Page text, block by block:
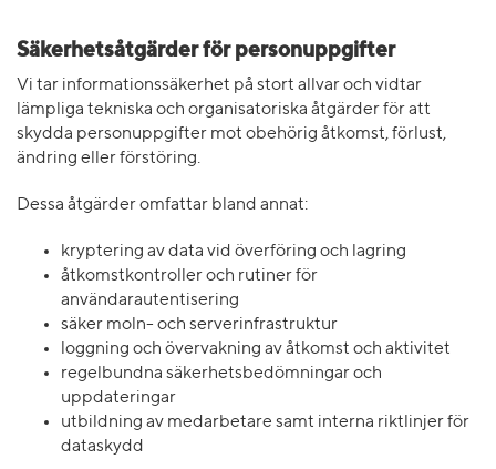
Säkerhetsåtgärder för personuppgifter
Vi tar informationssäkerhet på stort allvar och vidtar
lämpliga tekniska och organisatoriska åtgärder för att
skydda personuppgifter mot obehörig åtkomst, förlust,
ändring eller förstöring.
Dessa åtgärder omfattar bland annat:
kryptering av data vid överföring och lagring
åtkomstkontroller och rutiner för
användarautentisering
säker moln- och serverinfrastruktur
loggning och övervakning av åtkomst och aktivitet
regelbundna säkerhetsbedömningar och
uppdateringar
utbildning av medarbetare samt interna riktlinjer för
dataskydd